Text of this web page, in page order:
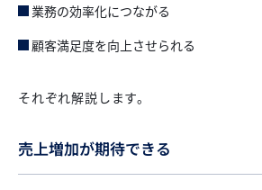
業務の効率化につながる
顧客満足度を向上させられる
それぞれ解説します。
売上増加が期待できる